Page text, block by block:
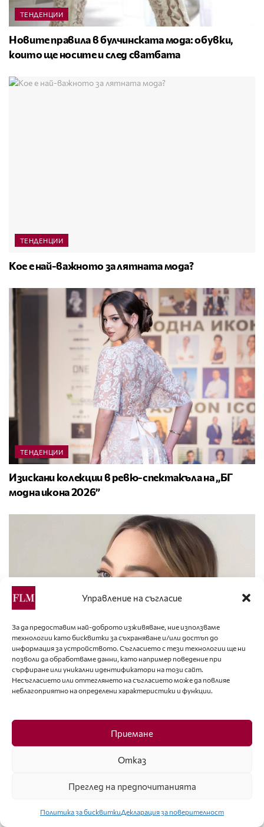
Управление на съгласие
За да предоставим най-доброто изживяване, ние използваме
технологии като бисквитки за съхраняване и/или достъп до
информация за устройството. Съгласието с тези технологии ще ни
позволи да обработваме данни, като например поведение при
сърфиране или уникални идентификатори на този сайт.
Несъгласието или оттеглянето на съгласието може да повлияе
неблагоприятно на определени характеристики и функции.
Приемане
Отказ
Преглед на предпочитанията
Политика за бисквиткиДекларация за поверителност
ТЕНДЕНЦИИ
Новите правила в булчинската мода: обувки,
които ще носите и след сватбата
ТЕНДЕНЦИИ
Кое е най-важното за лятната мода?
ТЕНДЕНЦИИ
Изискани колекции в ревю-спектакъла на „БГ
модна икона 2026”
ТЕНДЕНЦИИ
„Брулени хълмове“
УЕРИС ДИЪРИ – ПУСТИННОТО ЦВЕТЕ,